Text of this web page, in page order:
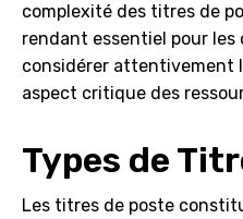
complexité des titres de
rendant essentiel pour les
considérer attentivement
aspect critique des
Types de
Les titres de poste